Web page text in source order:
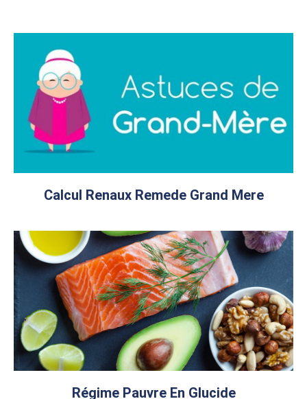
Calcul Renaux Remede Grand Mere
Régime Pauvre En Glucide